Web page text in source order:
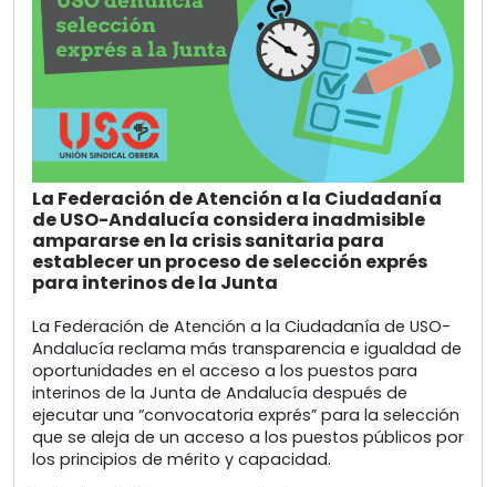
La Federación de Atención a la Ciudadanía
de USO-Andalucía considera inadmisible
ampararse en la crisis sanitaria para
establecer un proceso de selección exprés
para interinos de la Junta
La Federación de Atención a la Ciudadanía de USO-
Andalucía reclama más transparencia e igualdad de
oportunidades en el acceso a los puestos para
interinos de la Junta de Andalucía después de
ejecutar una “convocatoria exprés” para la selección
que se aleja de un acceso a los puestos públicos por
los principios de mérito y capacidad.